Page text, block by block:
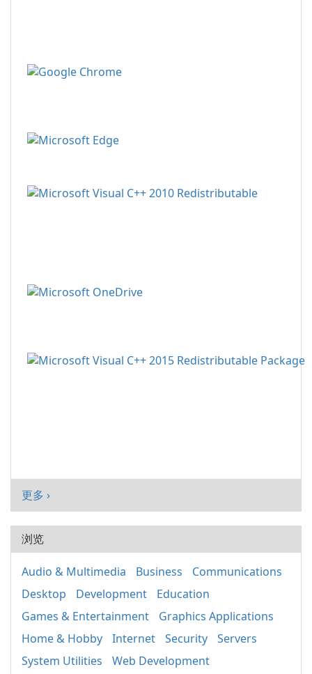
更多 ›
浏览
Audio & Multimedia Business
Communications
Desktop
Development
Education
Games & Entertainment
Graphics Applications
Home & Hobby
Internet Security
Servers
System Utilities
Web Development